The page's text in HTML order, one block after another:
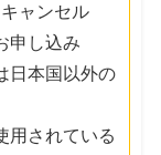
ャンセル
申し込み
日本国以外の
用されている